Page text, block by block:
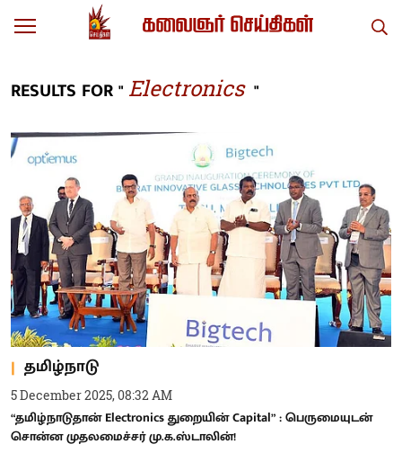
RESULTS FOR " Electronics "
தமிழ்நாடு
5 December 2025, 08:32 AM
“தமிழ்நாடுதான் Electronics துறையின் Capital” : பெருமையுடன்
சொன்ன முதலமைச்சர் மு.க.ஸ்டாலின்!